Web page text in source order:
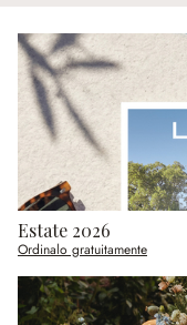
Estate 2026
Ordinalo gratuitamente